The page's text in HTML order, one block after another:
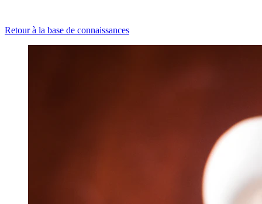
Retour à la base de connaissances